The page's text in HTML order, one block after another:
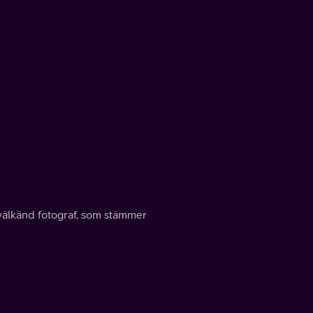
fotograf, som stämmer